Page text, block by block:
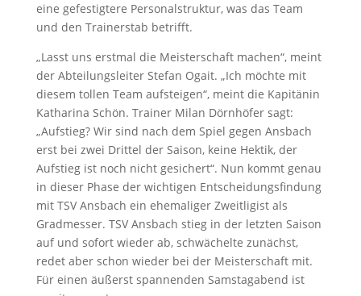
eine gefestigtere Personalstruktur, was das Team
und den Trainerstab betrifft.
„Lasst uns erstmal die Meisterschaft machen“, meint
der Abteilungsleiter Stefan Ogait. „Ich möchte mit
diesem tollen Team aufsteigen“, meint die Kapitänin
Katharina Schön. Trainer Milan Dörnhöfer sagt:
„Aufstieg? Wir sind nach dem Spiel gegen Ansbach
erst bei zwei Drittel der Saison, keine Hektik, der
Aufstieg ist noch nicht gesichert“. Nun kommt genau
in dieser Phase der wichtigen Entscheidungsfindung
mit TSV Ansbach ein ehemaliger Zweitligist als
Gradmesser. TSV Ansbach stieg in der letzten Saison
auf und sofort wieder ab, schwächelte zunächst,
redet aber schon wieder bei der Meisterschaft mit.
Für einen äußerst spannenden Samstagabend ist